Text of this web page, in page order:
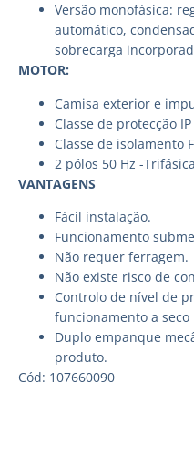
Versão monofásica:
automático,
sobrecarga
MOTOR:
Camisa exterior e
Classe de protecção
Classe de isolamento F
2 pólos 50 Hz -
VANTAGENS
Fácil instalação.
Funcionamento
Não requer ferragem.
Não existe risco de
Controlo de nível de
funcionamento a
Duplo empanque
produto.
Cód: 107660090